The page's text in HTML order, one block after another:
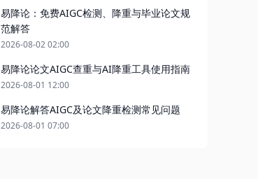
易降论：免费AIGC检测、降重与毕业论文规
范解答
2026-08-02 02:00
易降论论文AIGC查重与AI降重工具使用指南
2026-08-01 12:00
易降论解答AIGC及论文降重检测常见问题
2026-08-01 07:00